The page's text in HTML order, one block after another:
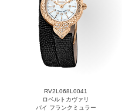
RV2L068L0041
ロベルトカヴァリ
バイ フランクミュラー